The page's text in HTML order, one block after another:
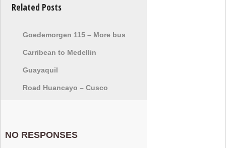
Related Posts
Goedemorgen 115 – More bus
Carribean to Medellin
Guayaquil
Road Huancayo – Cusco
NO RESPONSES